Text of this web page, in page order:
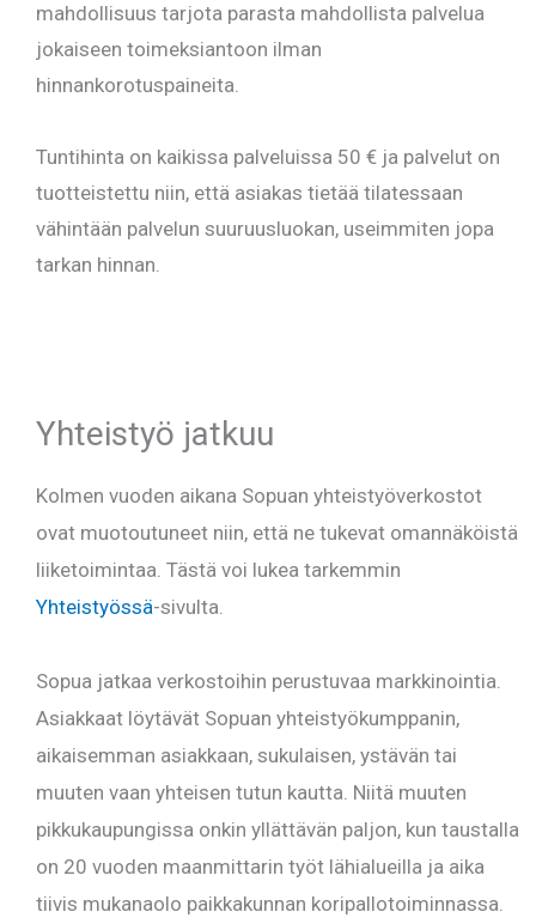
mahdollisuus tarjota parasta mahdollista palvelua
jokaiseen toimeksiantoon ilman
hinnankorotuspaineita.
Tuntihinta on kaikissa palveluissa 50 € ja palvelut on
tuotteistettu niin, että asiakas tietää tilatessaan
vähintään palvelun suuruusluokan, useimmiten jopa
tarkan hinnan.
Yhteistyö jatkuu
Kolmen vuoden aikana Sopuan yhteistyöverkostot
ovat muotoutuneet niin, että ne tukevat omannäköistä
liiketoimintaa. Tästä voi lukea tarkemmin
Yhteistyössä-sivulta.
Sopua jatkaa verkostoihin perustuvaa markkinointia.
Asiakkaat löytävät Sopuan yhteistyökumppanin,
aikaisemman asiakkaan, sukulaisen, ystävän tai
muuten vaan yhteisen tutun kautta. Niitä muuten
pikkukaupungissa onkin yllättävän paljon, kun taustalla
on 20 vuoden maanmittarin työt lähialueilla ja aika
tiivis mukanaolo paikkakunnan koripallotoiminnassa.